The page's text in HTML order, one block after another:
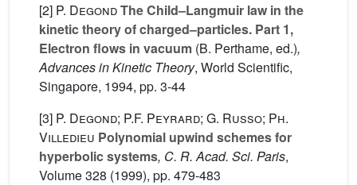
[2] P. DegondThe Child–Langmuir law in the
kinetic theory of charged–particles. Part 1,
Electron flows in vacuum (B. Perthame, ed.),
Advances in Kinetic Theory, World Scientific,
Singapore, 1994, pp. 3-44
[3] P. Degond; P.F. Peyrard; G. Russo; Ph.
Villedieu Polynomial upwind schemes for
hyperbolic systems, C. R. Acad. Sci. Paris,
Volume 328 (1999), pp. 479-483